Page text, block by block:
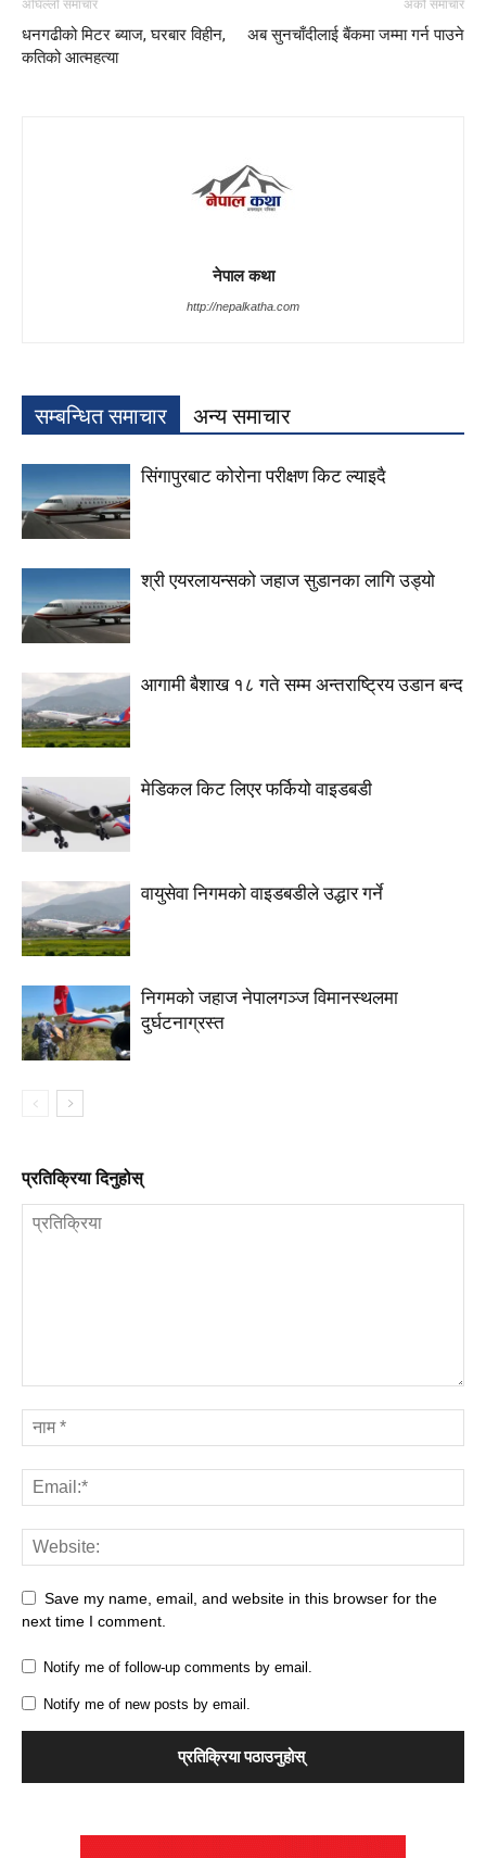
अघिल्लो समाचार
धनगढीको मिटर ब्याज, घरबार विहीन,
कतिको आत्महत्या
अर्को समाचार
अब सुनचाँदीलाई बैंकमा जम्मा गर्न पाउने
नेपाल कथा
http://nepalkatha.com
सम्बन्धित समाचार अन्य समाचार
सिंगापुरबाट कोरोना परीक्षण किट ल्याइदै
श्री एयरलायन्सको जहाज सुडानका लागि उड्यो
आगामी बैशाख १८ गते सम्म अन्तराष्ट्रिय उडान बन्द
मेडिकल किट लिएर फर्कियो वाइडबडी
वायुसेवा निगमको वाइडबडीले उद्धार गर्ने
निगमको जहाज नेपालगञ्ज विमानस्थलमा
दुर्घटनाग्रस्त
प्रतिक्रिया दिनुहोस्
Save my name, email, and website in this browser for the
next time I comment.
Notify me of follow-up comments by email.
Notify me of new posts by email.